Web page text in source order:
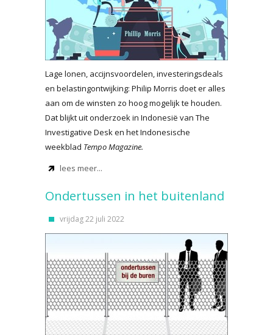
Lage lonen, accijnsvoordelen, investeringsdeals
en belastingontwijking: Philip Morris doet er alles
aan om de winsten zo hoog mogelijk te houden.
Dat blijkt uit onderzoek in Indonesië van The
Investigative Desk en het Indonesische
weekblad Tempo Magazine.
lees meer...
Ondertussen in het buitenland
vrijdag 22 juli 2022